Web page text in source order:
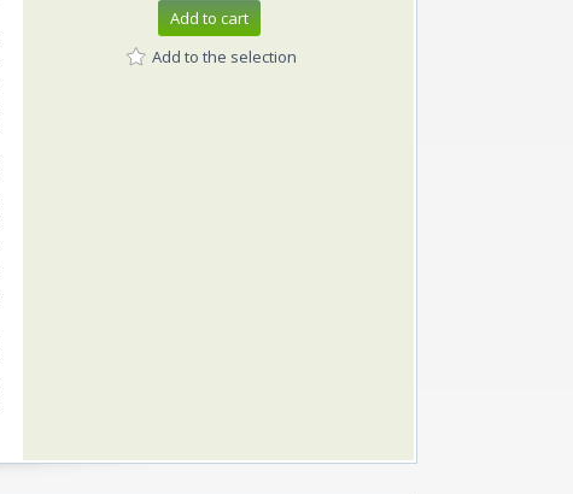
Add to cart
Add to the selection